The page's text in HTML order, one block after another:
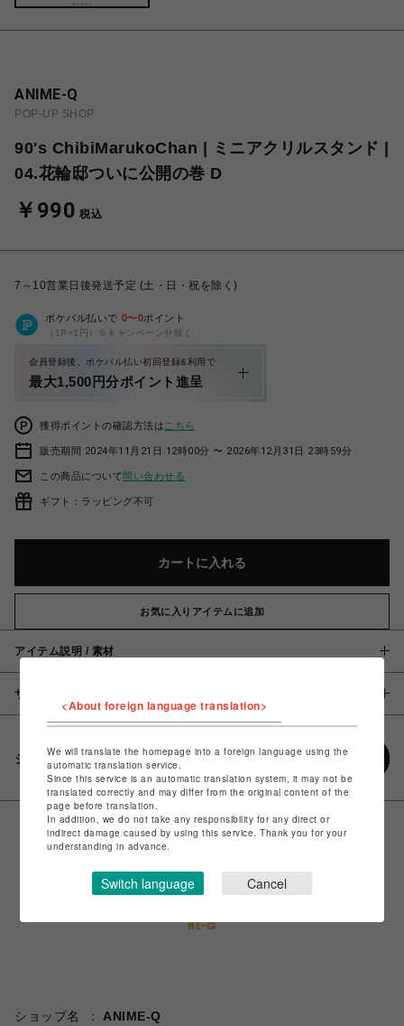
ANIME-Q
POP-UP SHOP
90's ChibiMarukoChan | ミニアクリルスタンド |
04.花輪邸ついに公開の巻 D
￥990 税込
7～10営業日後発送予定 (土・日・祝を除く)
ポケパル払いで 0〜0ポイント
（1P=1円）※キャンペーン分除く
会員登録後、ポケパル払い初回登録&利用で
最大1,500円分ポイント進呈
獲得ポイントの確認方法は こちら
販売期間 2024年11月21日 12時00分 〜 2026年12月31日 23時59分
この商品について問い合わせる
ギフト：ラッピング不可
カートに入れる
お気に入りアイテムに追加
アイテム説明 / 素材
サイズ
シェアする
ショップ名
ANIME-Q
<About foreign language translation>
We will translate the homepage into a foreign language using the
automatic translation service.
Since this service is an automatic translation system, it may not be
translated correctly and may differ from the original content of the
page before translation.
In addition, we do not take any responsibility for any direct or
indirect damage caused by using this service. Thank you for your
understanding in advance.
Switch language Cancel